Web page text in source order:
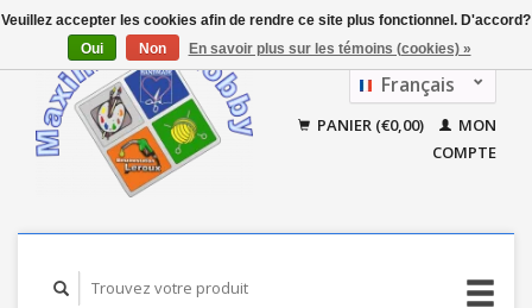
Français
Nederlands
PANIER (€0,00)
MON
COMPTE
Veuillez accepter les cookies afin de rendre ce site plus fonctionnel. D'accord?
Oui
Non En savoir plus sur les témoins (cookies) »